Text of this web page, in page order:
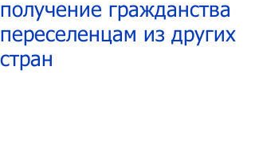
получение гражданства
переселенцам из других
стран